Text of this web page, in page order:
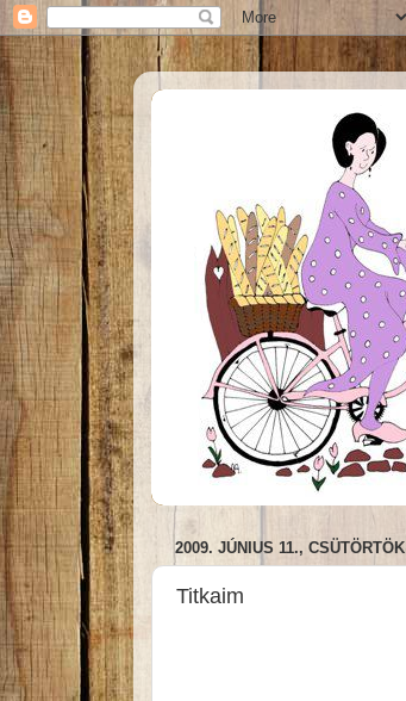
2009. JÚNIUS 11., CSÜTÖRTÖK
Titkaim